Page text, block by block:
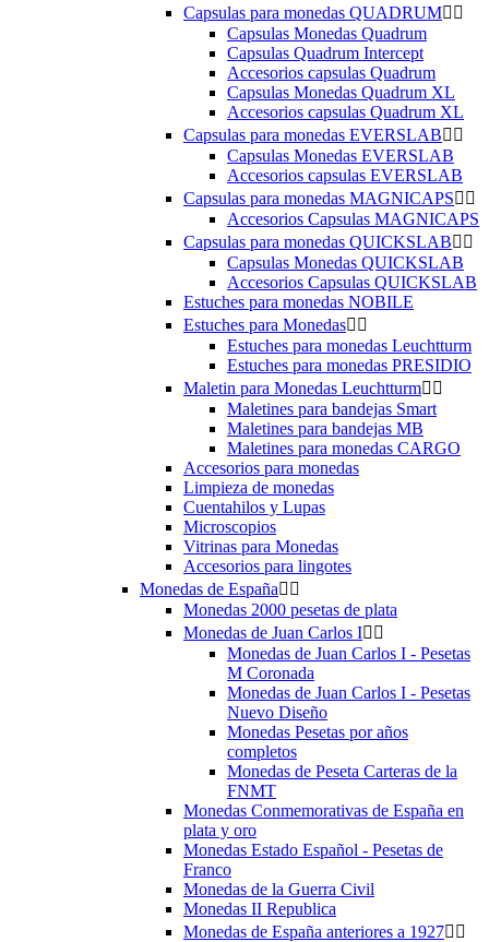
Capsulas para monedas QUADRUM 
Capsulas Monedas Quadrum
Capsulas Quadrum Intercept
Accesorios capsulas Quadrum
Capsulas Monedas Quadrum XL
Accesorios capsulas Quadrum XL
Capsulas para monedas EVERSLAB 
Capsulas Monedas EVERSLAB
Accesorios capsulas EVERSLAB
Capsulas para monedas MAGNICAPS 
Accesorios Capsulas MAGNICAPS
Capsulas para monedas QUICKSLAB 
Capsulas Monedas QUICKSLAB
Accesorios Capsulas QUICKSLAB
Estuches para monedas NOBILE
Estuches para Monedas 
Estuches para monedas Leuchtturm
Estuches para monedas PRESIDIO
Maletin para Monedas Leuchtturm 
Maletines para bandejas Smart
Maletines para bandejas MB
Maletines para monedas CARGO
Accesorios para monedas
Limpieza de monedas
Cuentahilos y Lupas
Microscopios
Vitrinas para Monedas
Accesorios para lingotes
Monedas de España 
Monedas 2000 pesetas de plata
Monedas de Juan Carlos I 
Monedas de Juan Carlos I - Pesetas
M Coronada
Monedas de Juan Carlos I - Pesetas
Nuevo Diseño
Monedas Pesetas por años
completos
Monedas de Peseta Carteras de la
FNMT
Monedas Conmemorativas de España en
plata y oro
Monedas Estado Español - Pesetas de
Franco
Monedas de la Guerra Civil
Monedas II Republica
Monedas de España anteriores a 1927 